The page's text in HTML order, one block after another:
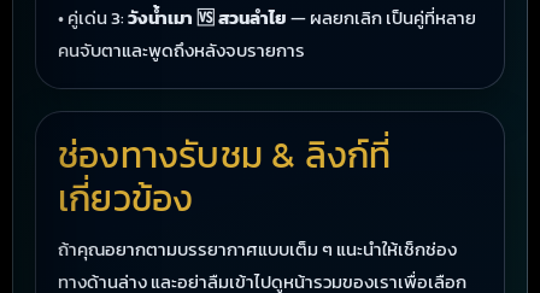
• คู่เด่น 3:วังน้ำเมา 🆚 สวนลำไย— ผลยกเลิก เป็นคู่ที่หลาย
คนจับตาและพูดถึงหลังจบรายการ
ช่องทางรับชม & ลิงก์ที่
เกี่ยวข้อง
ถ้าคุณอยากตามบรรยากาศแบบเต็ม ๆ แนะนำให้เช็กช่อง
ทางด้านล่าง และอย่าลืมเข้าไปดูหน้ารวมของเราเพื่อเลือก